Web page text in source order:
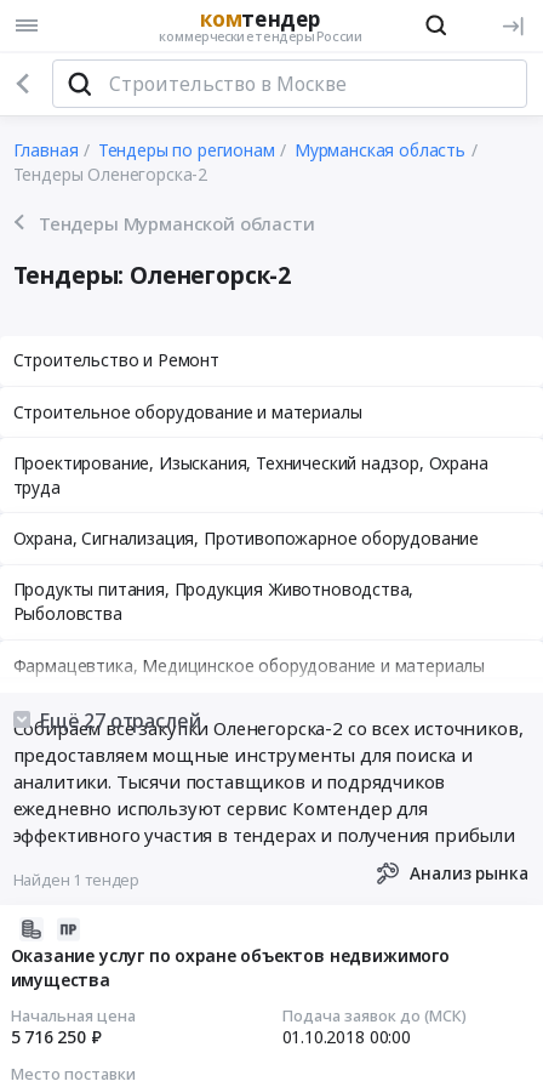
комтендер
коммерческие тендеры России
Главная Тендеры по регионам
Мурманская область
Тендеры Оленегорска-2
Тендеры Мурманской области
Тендеры: Оленегорск-2
Ещё 27 отраслей
Строительство и Ремонт
Строительное оборудование и материалы
Проектирование, Изыскания, Технический надзор, Охрана
труда
Охрана, Сигнализация, Противопожарное оборудование
Продукты питания, Продукция Животноводства,
Рыболовства
Фармацевтика, Медицинское оборудование и материалы
Медицинские и Оздоровительные услуги
Мебель, Компьютеры и Периферия, Канцтовары, Бытовая
техника
Связь, Информационные технологии
Грузовые и пассажирские перевозки, Транспортные услуги
Полиграфия
Реклама, Дизайн, Маркетинг, Теле и радиовещание
Топливо, Уголь, Продукция нефтепереработки
Собираем все закупки Оленегорска-2 со всех источников,
предоставляем мощные инструменты для поиска и
аналитики. Тысячи поставщиков и подрядчиков
ежедневно используют сервис Комтендер для
эффективного участия в тендерах и получения прибыли
Найден 1 тендер Анализ рынка
Оказание услуг по охране объектов недвижимого
имущества
Начальная цена
5 716 250 ₽
Подача заявок до (МСК)
01.10.2018 00:00
Место поставки